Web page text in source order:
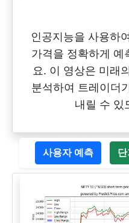
인공지능을 사용하
가격을 정확하게 예
요. 이 영상은 미래
분석하여 트레이더
내릴 수 있
사용자 예측